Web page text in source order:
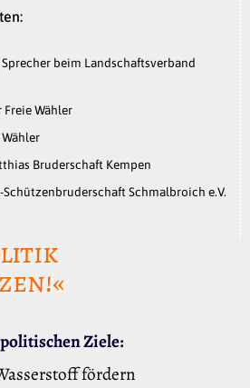
beim Landschaftsverband
Wähler
Bruderschaft Kempen
Schützenbruderschaft Schmalbroich e.V.
Ziele:
fördern